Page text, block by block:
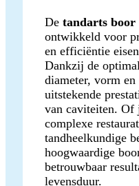
De tandarts boor
ontwikkeld voor
en efficiëntie
Dankzij de
diameter, vorm
uitstekende
van caviteiten. Of
complexe
tandheelkundige
hoogwaardige
betrouwbaar
levensduur.